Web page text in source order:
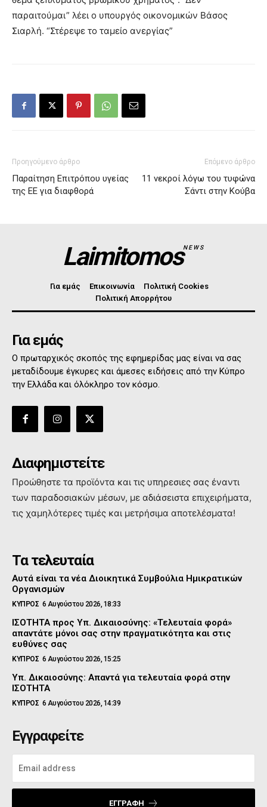
παραιτούμαι” λέει ο υπουργός οικονομικών Βάσος
Σιαρλή. “Στέρεψε το ταμείο ανεργίας”
Προηγούμενο άρθρο
Παραίτηση Επιτρόπου υγείας
της ΕΕ για διαφθορά
Επόμενο άρθρο
11 νεκροί λόγω του τυφώνα
Σάντι στην Κούβα
LaimitomosNEWS
Για εμάς Επικοινωνία
Πολιτική Cookies
Πολιτική Απορρήτου
Για εμάς
Ο πρωταρχικός σκοπός της εφημερίδας μας είναι να σας
μεταδίδουμε έγκυρες και άμεσες ειδήσεις από την Κύπρο
την Ελλάδα και όλόκληρο τον κόσμο.
Διαφημιστείτε
Προώθηστε τα προϊόντα και τις υπηρεσιες σας έναντι
των παραδοσιακών μέσων, με αδιάσειστα επιχειρήματα,
τις χαμηλότερες τιμές και μετρήσιμα αποτελέσματα!
Τα τελευταία
Αυτά είναι τα νέα Διοικητικά Συμβούλια Ημικρατικών
Οργανισμών
ΚΥΠΡΟΣ 6 Αυγούστου 2026, 18:33
ΙΣΟΤΗΤΑ προς Υπ. Δικαιοσύνης: «Τελευταία φορά»
απαντάτε μόνοι σας στην πραγματικότητα και στις
ευθύνες σας
ΚΥΠΡΟΣ 6 Αυγούστου 2026, 15:25
Υπ. Δικαιοσύνης: Απαντά για τελευταία φορά στην
ΙΣΟΤΗΤΑ
ΚΥΠΡΟΣ 6 Αυγούστου 2026, 14:39
Εγγραφείτε
ΕΓΓΡΑΦΉ